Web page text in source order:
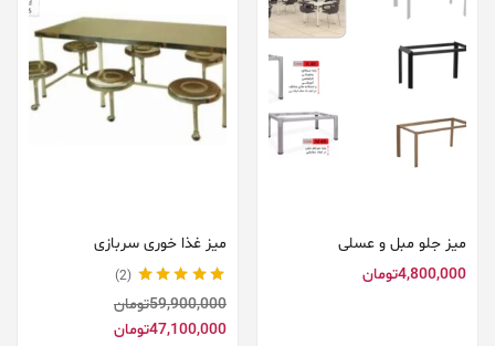
میز جلو مبل و عسلی
4,800,000تومان
میز غذا خوری سربازی
2
59,900,000تومان
47,100,000تومان